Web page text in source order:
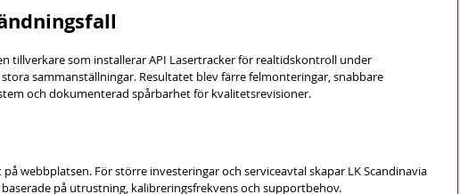
tillverkare som installerar API Lasertracker för realtidskontroll under
sammanställningar. Resultatet blev färre felmonteringar, snabbare
och dokumenterad spårbarhet för kvalitetsrevisioner.
webbplatsen. För större investeringar och serviceavtal skapar LK Scandinavia
på utrustning, kalibreringsfrekvens och supportbehov.